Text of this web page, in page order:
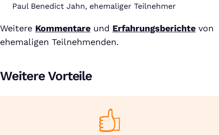
Paul Benedict Jahn, ehemaliger Teilnehmer
Weitere Kommentare und Erfahrungsberichte von
ehemaligen Teilnehmenden.
Weitere Vorteile